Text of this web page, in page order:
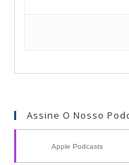
Assine O Nosso
Apple Podcasts